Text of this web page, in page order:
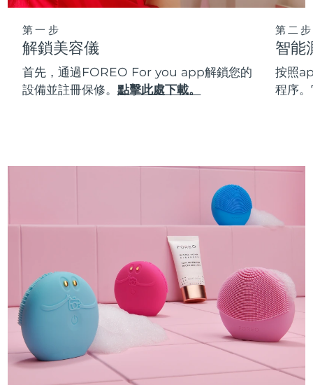
第一步
解鎖美容儀
首先，通過FOREO For you app解鎖您的
設備並註冊保修。點擊此處下載。
第二步
智能
按照
程序